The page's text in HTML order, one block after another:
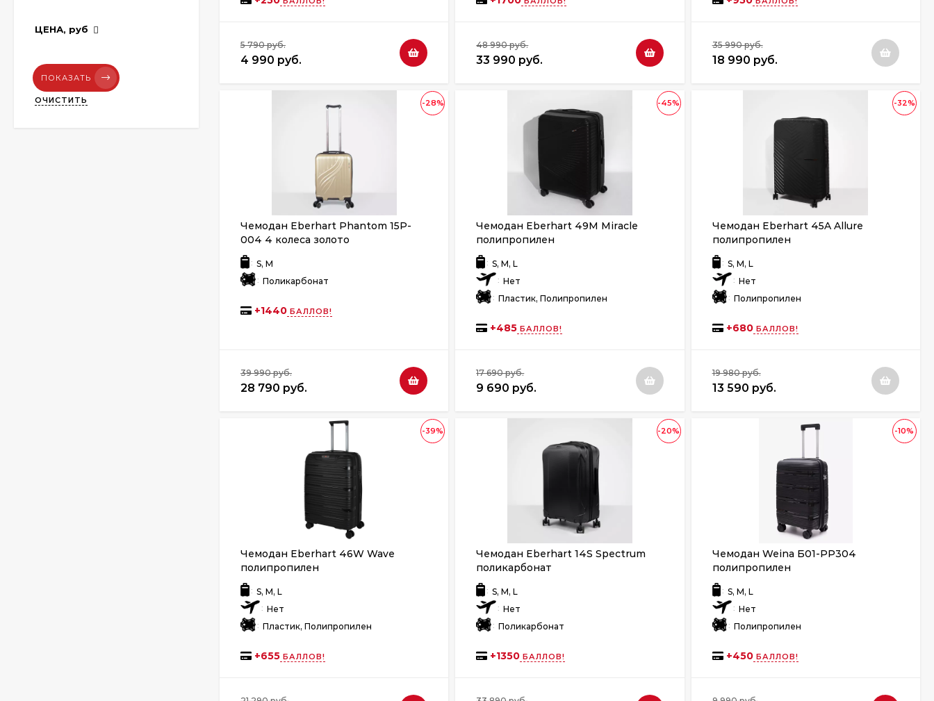
5 790 руб.
4 990 руб.
48 990 руб.
33 990 руб.
35 990 руб.
18 990 руб.
-28%
Чемодан Eberhart Phantom 15P-
004 4 колеса золото
: S, M
: Поликарбонат
+1440 БАЛЛОВ!
39 990 руб.
28 790 руб.
-45%
Чемодан Eberhart 49M Miracle
полипропилен
: S, M, L
: Нет
: Пластик, Полипропилен
+485 БАЛЛОВ!
17 690 руб.
9 690 руб.
-32%
Чемодан Eberhart 45A Allure
полипропилен
: S, M, L
: Нет
: Полипропилен
+680БАЛЛОВ!
19 980 руб.
13 590 руб.
-39%
Чемодан Eberhart 46W Wave
полипропилен
: S, M, L
: Нет
: Пластик, Полипропилен
+655 БАЛЛОВ!
-20%
Чемодан Eberhart 14S Spectrum
поликарбонат
: S, M, L
: Нет
: Поликарбонат
+1350 БАЛЛОВ!
-10%
Чемодан Weina Б01-PP304
полипропилен
: S, M, L
: Нет
: Полипропилен
+450БАЛЛОВ!
ЦЕНА, руб
ПОКАЗАТЬ
ОЧИСТИТЬ